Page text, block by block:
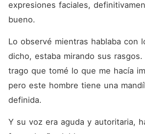
expresiones faciales,
bueno.
Lo observé mientras hablaba con
dicho, estaba mirando sus
trago que tomé lo que me hacía
pero este hombre tiene una
definida.
Y su voz era aguda y autoritaria,